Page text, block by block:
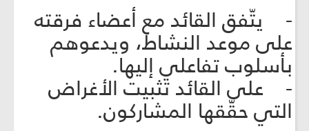
- يتّفق القائد مع أعضاء فرقته
على موعد النشاط، ويدعوهم
بأسلوب تفاعلي إليها.
- على القائد تثبيت الأغراض
التي حقّقها المشاركون.